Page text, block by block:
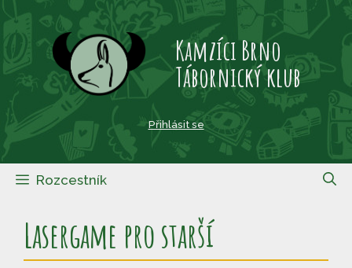
Přeskočit
obsah
Kamzíci Brno
Tábornický klub
Přihlásit se
Rozcestník
Lasergame pro starší